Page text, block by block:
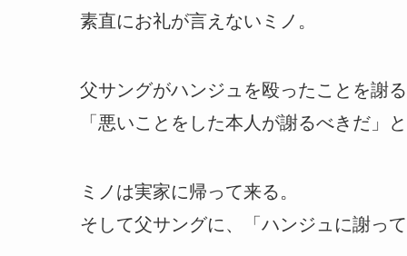
素直にお礼が言えないミノ。
父サングがハンジュを殴ったことを謝
「悪いことをした本人が謝るべきだ」
ミノは実家に帰って来る。
そして父サングに、「ハンジュに謝っ